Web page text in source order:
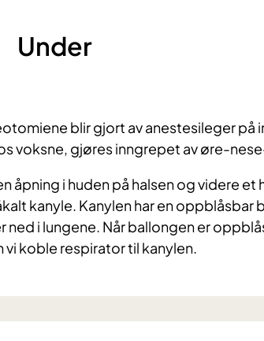
Under
blir gjort av anestesileger på
voksne, gjøres inngrepet av øre-
åpning i huden på halsen og videre et
kanyle. Kanylen har en
ned i lungene. Når ballongen er
vi koble respirator til kanylen.